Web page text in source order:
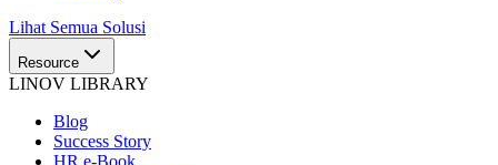
Lihat Semua Solusi
Resource
LINOV LIBRARY
Blog
Success Story
HR e-Book